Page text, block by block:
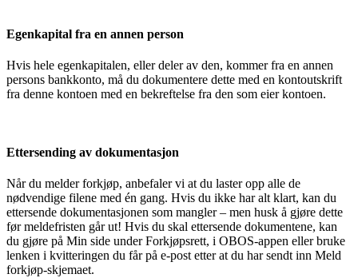
Egenkapital fra en annen person
Hvis hele egenkapitalen, eller deler av den, kommer fra en annen
persons bankkonto, må du dokumentere dette med en kontoutskrift
fra denne kontoen med en bekreftelse fra den som eier kontoen.
Ettersending av dokumentasjon
Når du melder forkjøp, anbefaler vi at du laster opp alle de
nødvendige filene med én gang. Hvis du ikke har alt klart, kan du
ettersende dokumentasjonen som mangler – men husk å gjøre dette
før meldefristen går ut! Hvis du skal ettersende dokumentene, kan
du gjøre på Min side under Forkjøpsrett, i OBOS-appen eller bruke
lenken i kvitteringen du får på e-post etter at du har sendt inn Meld
forkjøp-skjemaet.